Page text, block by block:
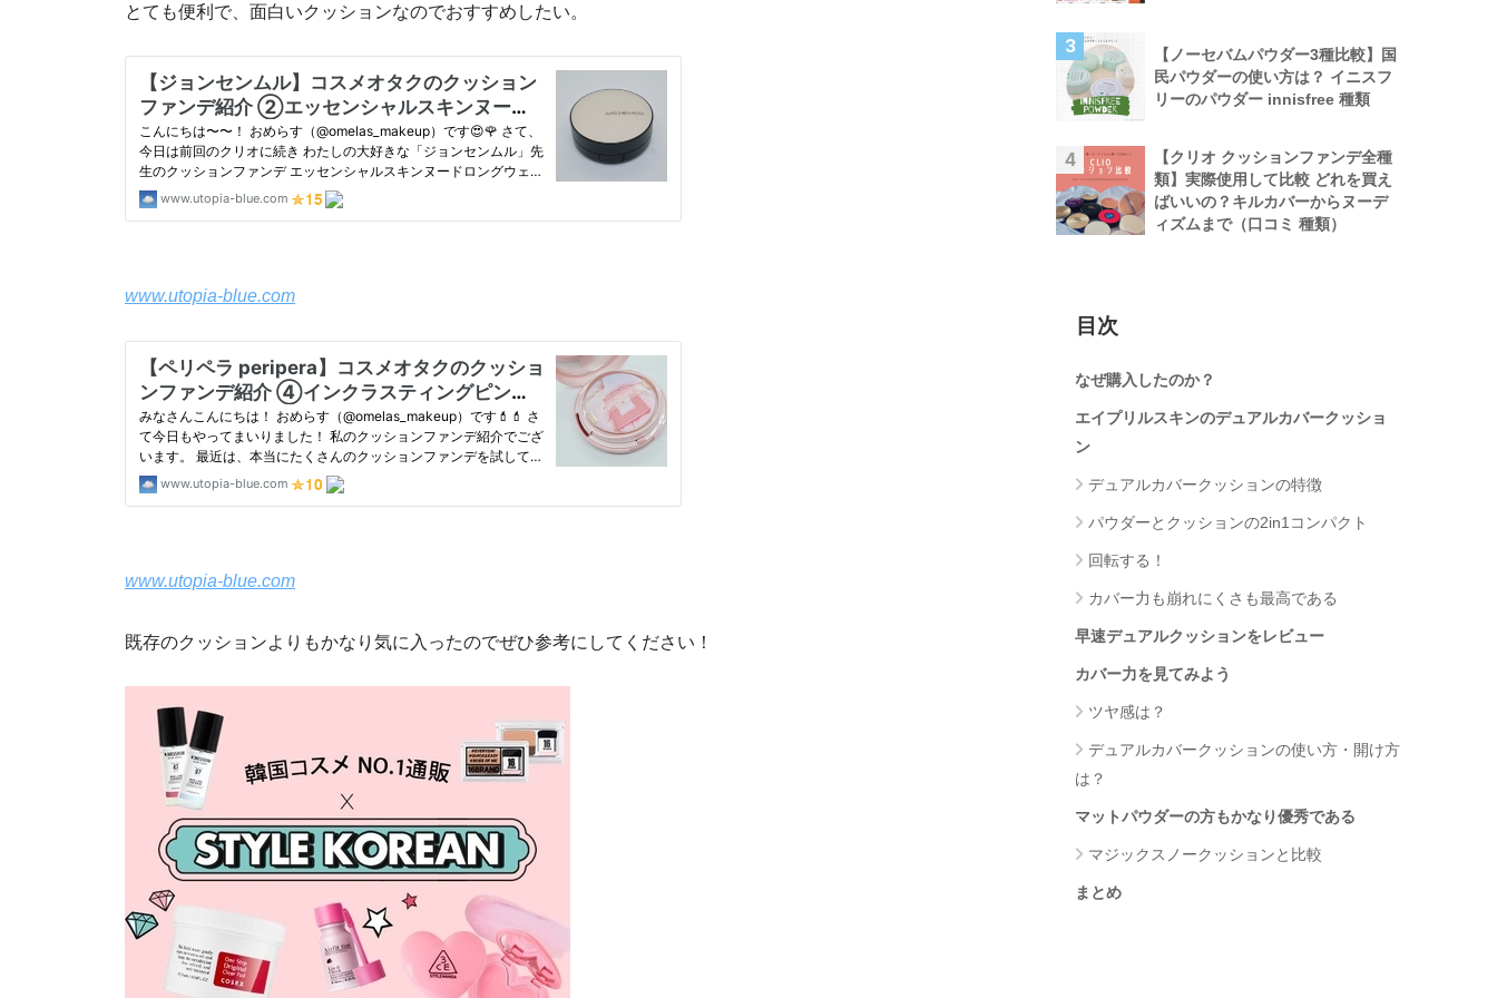
とても便利で、面白いクッションなのでおすすめしたい。
www.utopia-blue.com
www.utopia-blue.com
既存のクッションよりもかなり気に入ったのでぜひ参考にしてください！
3
【ノーセバムパウダー3種比較】国
民パウダーの使い方は？ イニスフ
リーのパウダー innisfree 種類
4
【クリオ クッションファンデ全種
類】実際使用して比較 どれを買え
ばいいの？キルカバーからヌーデ
ィズムまで（口コミ 種類）
目次
なぜ購入したのか？
エイプリルスキンのデュアルカバークッショ
ン
デュアルカバークッションの特徴
パウダーとクッションの2in1コンパクト
回転する！
カバー力も崩れにくさも最高である
早速デュアルクッションをレビュー
カバー力を見てみよう
ツヤ感は？
デュアルカバークッションの使い方・開け方
は？
マットパウダーの方もかなり優秀である
マジックスノークッションと比較
まとめ